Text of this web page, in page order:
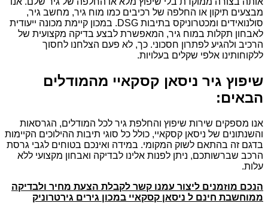
מבצעים תיקון או החלפה של רכיבים כמו מוח גיר, מחשב גיר,
סולנואידים ומכטרוניקס בתיבות DSG. במכון קיימת מכונה ייעודית
לאבחון תקלות במוח גיר, המאפשרת לבצע בדיקה מקצועית של
הרכיב ולהגיע לפתרון חסכוני. כך, לא פעם הצלחנו לחסוך
ללקוחותינו אלפי שקלים בעלויות.
שיפוץ גיר ניסאן קסקאיי מהמודלים
הבאים:
אנו מספקים שירות שיפוץ והחלפת גיר לכל המודלים, הגרסאות
והשנתונים של ניסאן קסקאיי, כולל כל סוגי תיבות ההילוכים הקיימות
בדגם זה בהתאם לשוק המקומי. במידה ואינכם בטוחים לגבי גרסת
הרכב שברשותכם, ניתן לפנות אלינו לבדיקה ואבחון מקצועי ללא
עלות.
הנכם מוזמנים ליצור עמנו קשר לקבלת הצעת מחיר ולבדיקה
ממוחשבת חינם ל ניסאן קסקאיי במכון גירים גירטרוניק